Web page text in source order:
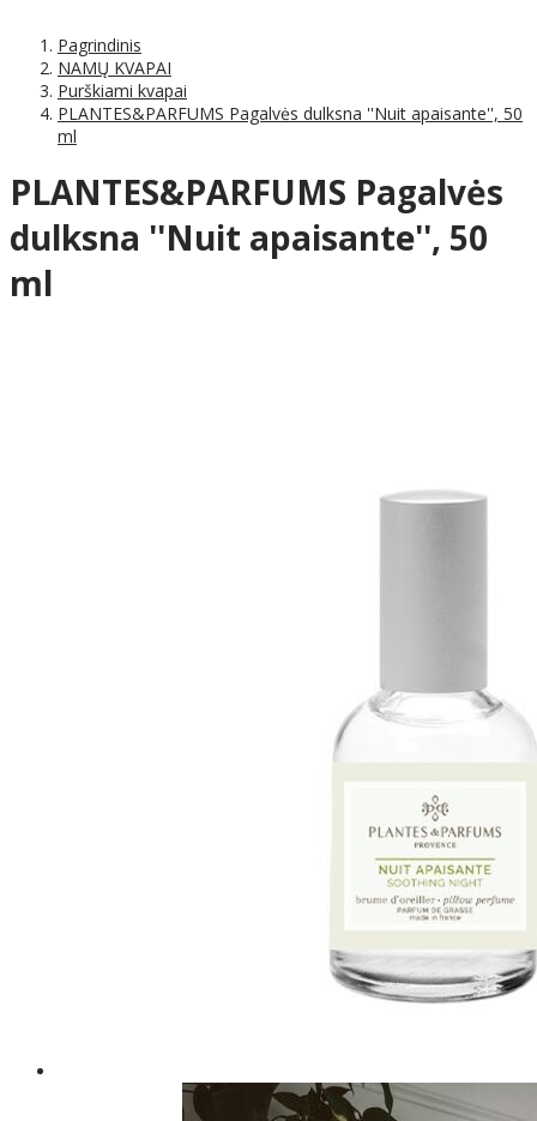
Pagrindinis
NAMŲ KVAPAI
Purškiami kvapai
PLANTES&PARFUMS Pagalvės dulksna ''Nuit apaisante'', 50
ml
PLANTES&PARFUMS Pagalvės
dulksna ''Nuit apaisante'', 50
ml